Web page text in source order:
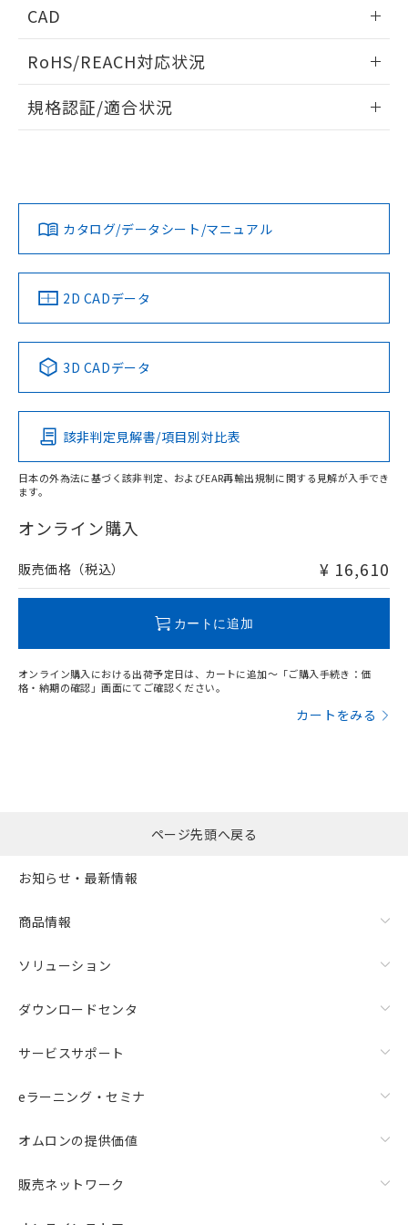
A: 100mm以上、B: 70mm以上
l: 0mm以上、φd: 30mm以上、D: 0mm以上、m: 30mm以上
検出物体の大きさと材質による影響
検出領域
CAD
ドすることができます。
ログイン/会員登録
ダウンロードデータをご利用いただく前に、以下を必ずお読
みください。
ソフトウェアの使用条件
RoHS/REACH対応状況
EU RoHS 注意事項・凡例
対応済み
中国 RoHS 注意事項・凡例
Pb Hg Cd Cr(VI)
O
在庫等で未対応品が混在する可能性があります。
問い合わせください。
規格認証/適合状況
LR型式承認
（イギリス
船舶規格）
DNV型式承認
（ノルウェー
BV型式承認
（フランス
KR型式
（韓国
No No No No
この製品の規格認証/適合状況ページへ
その他の認証はこちらのページからご検索ください
カタログ/データシート/マニュアル
2D CADデータ
3D CADデータ
該非判定見解書/項目別対比表
日本の外為法に基づく該非判定、およびEAR再輸出規制に関する見解が入手でき
ます。
オンライン購入
販売価格（税込） ¥ 16,610
カートに追加
オンライン購入における出荷予定日は、カートに追加～「ご購入手続き：価
格・納期の確認」画面にてご確認ください。
カートをみる
および当社の共同利用者が、当社の製
品・サービスに関するお客様との取
引・商談に必要な範囲で利用すること
指します。
※3 非含有証明書ダウンロード
下記の非含有証明書をダウンロードするこ
とができます。
EU RoHS指令（10物質）の非含有証明書
また、RoHS指令のフタル酸エステル類４
物質の対応では、対応完了までの期間は出
荷製品に未対応品が混在することから備考
欄に対応日を記載しておりました。
既に当社にて対応品への在庫切替を完了
していることから、特段のことがない限
り、2022年1月12日より割愛しておりま
す。
合意する
ページ先頭へ戻る
お知らせ・最新情報
商品情報
ソリューション
ダウンロードセンタ
サービスサポート
eラーニング・セミナ
オムロンの提供価値
販売ネットワーク